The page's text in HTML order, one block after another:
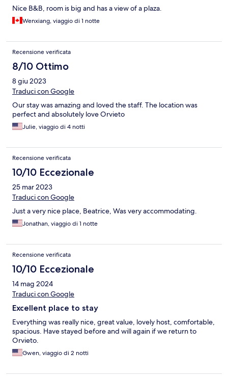
Nice B&B, room is big and has a view of a plaza.
Wenxiang, viaggio di 1 notte
Recensione verificata
8/10 Ottimo
8 giu 2023
Traduci con Google
Our stay was amazing and loved the staff. The location was
perfect and absolutely love Orvieto
Julie, viaggio di 4 notti
Recensione verificata
10/10 Eccezionale
25 mar 2023
Traduci con Google
Just a very nice place, Beatrice, Was very accommodating.
Jonathan, viaggio di 1 notte
Recensione verificata
10/10 Eccezionale
14 mag 2024
Traduci con Google
Excellent place to stay
Everything was really nice, great value, lovely host, comfortable,
spacious. Have stayed before and will again if we return to
Orvieto.
Gwen, viaggio di 2 notti